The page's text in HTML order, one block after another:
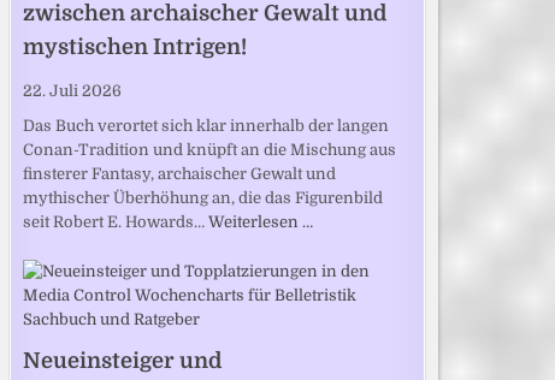
zwischen archaischer Gewalt und
mystischen Intrigen!
22. Juli 2026
Das Buch verortet sich klar innerhalb der langen
Conan-Tradition und knüpft an die Mischung aus
finsterer Fantasy, archaischer Gewalt und
mythischer Überhöhung an, die das Figurenbild
seit Robert E. Howards… Weiterlesen …
Neueinsteiger und